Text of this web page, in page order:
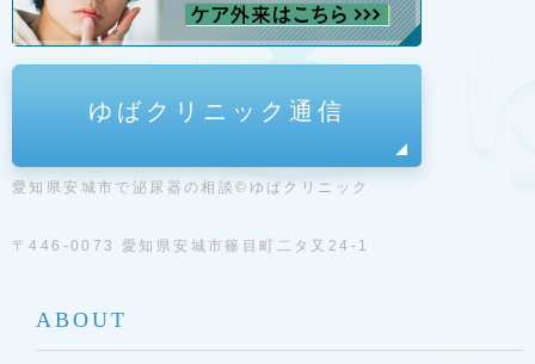
ゆばクリニック通信
愛知県安城市で泌尿器の相談©ゆばクリニック
〒446-0073 愛知県安城市篠目町二タ又24-1
ABOUT